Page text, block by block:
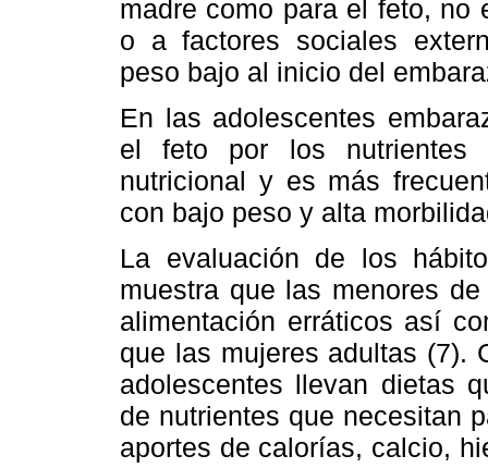
madre como para el feto,
o a factores sociales
peso bajo al inicio del
En las adolescentes
el feto por los nutrientes
nutricional y es más
con bajo peso y alta
La evaluación de los
muestra que las menores
alimentación erráticos así
que las mujeres adultas (7).
adolescentes llevan dietas
de nutrientes que necesitan
aportes de calorías, calcio,